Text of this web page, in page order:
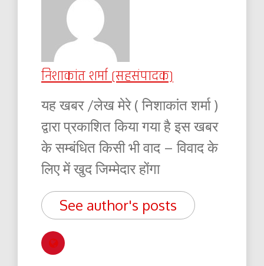
निशाकांत शर्मा (सहसंपादक)
यह खबर /लेख मेरे ( निशाकांत शर्मा )
द्वारा प्रकाशित किया गया है इस खबर
के सम्बंधित किसी भी वाद – विवाद के
लिए में खुद जिम्मेदार होंगा
See author's posts